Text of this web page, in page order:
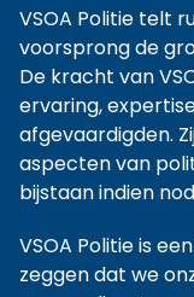
VSOA Politie telt
voorsprong de
De kracht van
ervaring,
afgevaardigden.
aspecten van
bijstaan indien
VSOA Politie is
zeggen dat we